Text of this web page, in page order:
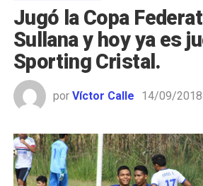
Jugó la Copa
Sullana y hoy ya es
Sporting Cristal.
por Víctor Calle 14/09/2018